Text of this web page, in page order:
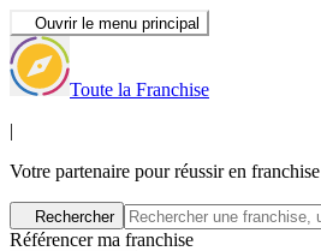
Ouvrir le menu principal
Toute la Franchise
|
Votre partenaire pour réussir en franchise
Rechercher
Référencer ma franchise